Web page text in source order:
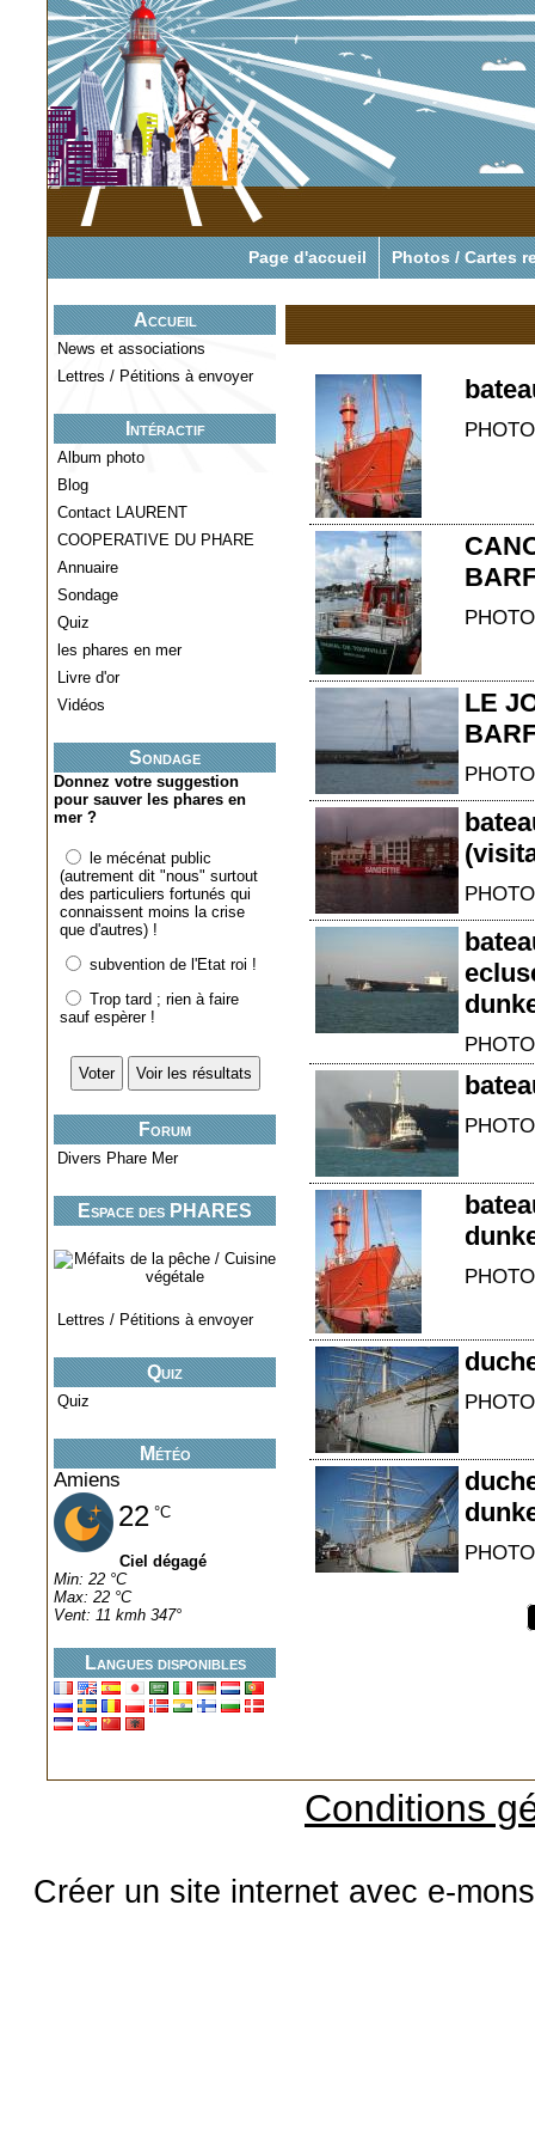
Pour tout savoir
Page d'accueil Photos / Cartes
Accueil
News et associations
Lettres / Pétitions à envoyer
Intéractif
Album photo
Blog
Contact LAURENT
COOPERATIVE DU PHARE
Annuaire
Sondage
Quiz
les phares en mer
Livre d'or
Vidéos
Sondage
Donnez votre suggestion
pour sauver les phares en
mer ?
le mécénat public
(autrement dit "nous" surtout
des particuliers fortunés qui
connaissent moins la crise
que d'autres) !
subvention de l'Etat roi !
Trop tard ; rien à faire
sauf espèrer !
Forum
Divers Phare Mer
Espace des PHARES
Lettres / Pétitions à envoyer
Quiz
Quiz
Météo
Amiens
22 °C
Ciel dégagé
Min: 22 °C
Max: 22 °C
Vent: 11 kmh 347°
Langues disponibles
LE
Conditions
Créer un site internet avec e-